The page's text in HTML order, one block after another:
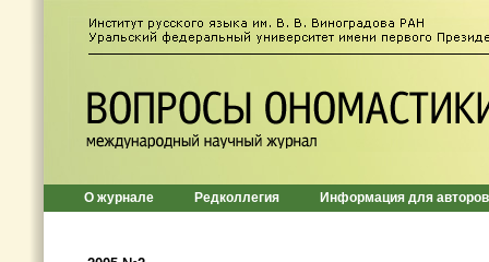
О журнале Редколлегия Информация для авторов